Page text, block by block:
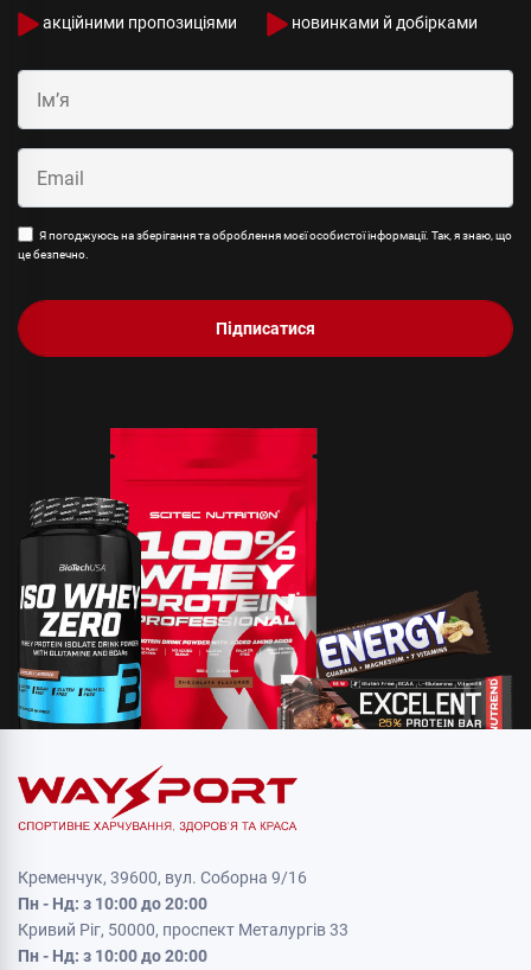
акційними пропозиціями новинками й добірками
Я погоджуюсь на зберігання та оброблення моєї особистої інформації. Так, я знаю, що
це безпечно.
Підписатися
Кременчук, 39600, вул. Соборна 9/16
Пн - Нд: з 10:00 до 20:00
Кривий Ріг, 50000, проспект Металургів 33
Пн - Нд: з 10:00 до 20:00